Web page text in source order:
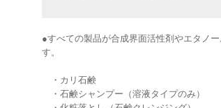
●すべての製品が合成界面活性剤やエタノ
す。
・カリ石鹸
・石鹸シャンプー（溶液タイプのみ）